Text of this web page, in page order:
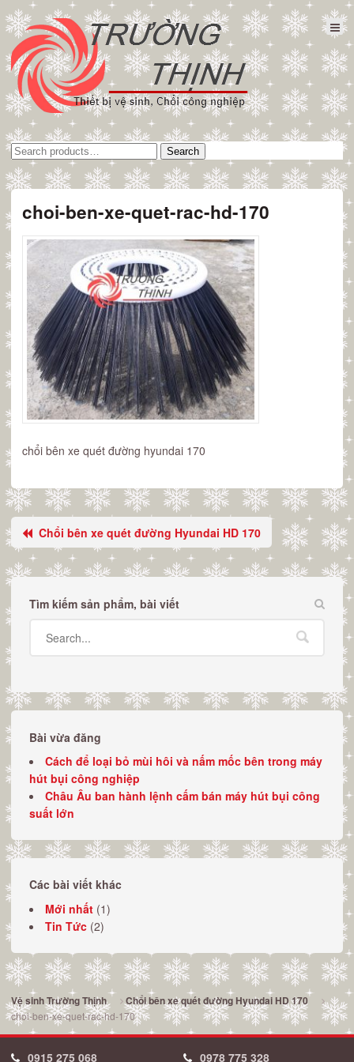
Tìm
kiếm:
Search
choi-ben-xe-quet-rac-hd-170
chổi bên xe quét đường hyundai 170
Chổi bên xe quét đường Hyundai HD 170
Tìm kiếm sản phẩm, bài viết
Bài vừa đăng
Cách để loại bỏ mùi hôi và nấm mốc bên trong máy
hút bụi công nghiệp
Châu Âu ban hành lệnh cấm bán máy hút bụi công
suất lớn
Các bài viết khác
Mới nhất(1)
Tin Tức(2)
Vệ sinh Trường Thịnh
Chổi bên xe quét đường Hyundai HD 170
choi-ben-xe-quet-rac-hd-170
0915 275 068 0978 775 328